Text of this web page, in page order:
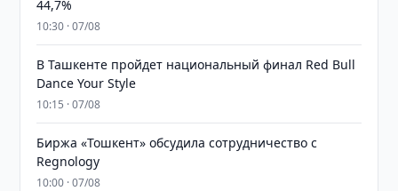
44,7%
10:30 · 07/08
В Ташкенте пройдет национальный финал Red Bull
Dance Your Style
10:15 · 07/08
Биржа «Тошкент» обсудила сотрудничество с
Regnology
10:00 · 07/08